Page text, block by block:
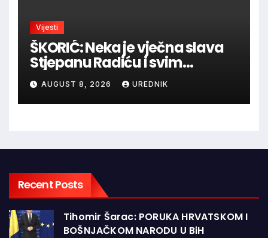
Vijesti
ŠKORIĆ: Neka je vječna slava
Stjepanu Radiću i svim
hrvatskim velikanima, a
vječna zahvalnost hrvatskim
braniteljima
AUGUST 8, 2026 UREDNIK
Recent Posts
Tihomir Šarac: PORUKA HRVATSKOM I
BOŠNJAČKOM NARODU U BiH